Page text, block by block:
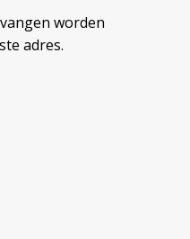
worden
adres.